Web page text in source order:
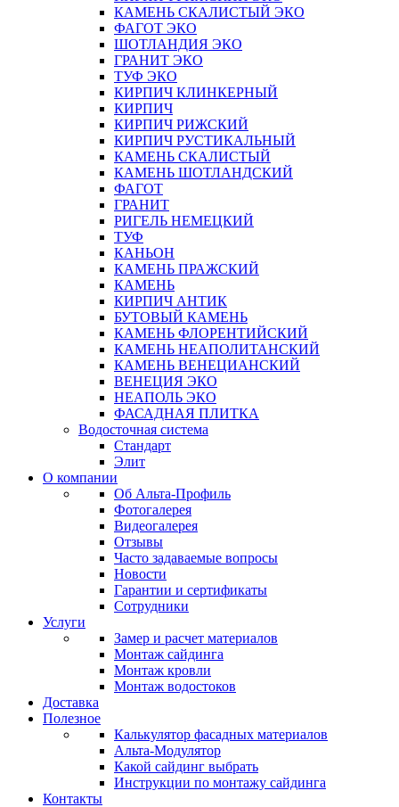
КАМЕНЬ СКАЛИСТЫЙ ЭКО
ФАГОТ ЭКО
ШОТЛАНДИЯ ЭКО
ГРАНИТ ЭКО
ТУФ ЭКО
КИРПИЧ КЛИНКЕРНЫЙ
КИРПИЧ
КИРПИЧ РИЖСКИЙ
КИРПИЧ РУСТИКАЛЬНЫЙ
КАМЕНЬ СКАЛИСТЫЙ
КАМЕНЬ ШОТЛАНДСКИЙ
ФАГОТ
ГРАНИТ
РИГЕЛЬ НЕМЕЦКИЙ
ТУФ
КАНЬОН
КАМЕНЬ ПРАЖСКИЙ
КАМЕНЬ
КИРПИЧ АНТИК
БУТОВЫЙ КАМЕНЬ
КАМЕНЬ ФЛОРЕНТИЙСКИЙ
КАМЕНЬ НЕАПОЛИТАНСКИЙ
КАМЕНЬ ВЕНЕЦИАНСКИЙ
ВЕНЕЦИЯ ЭКО
НЕАПОЛЬ ЭКО
ФАСАДНАЯ ПЛИТКА
Водосточная система
Стандарт
Элит
О компании
Об Альта-Профиль
Фотогалерея
Видеогалерея
Отзывы
Часто задаваемые вопросы
Новости
Гарантии и сертификаты
Сотрудники
Услуги
Замер и расчет материалов
Монтаж сайдинга
Монтаж кровли
Монтаж водостоков
Доставка
Полезное
Калькулятор фасадных материалов
Альта-Модулятор
Какой сайдинг выбрать
Инструкции по монтажу сайдинга
Контакты